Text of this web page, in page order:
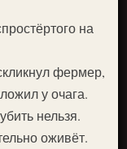
на
фермер,
у очага.
нельзя.
оживёт.